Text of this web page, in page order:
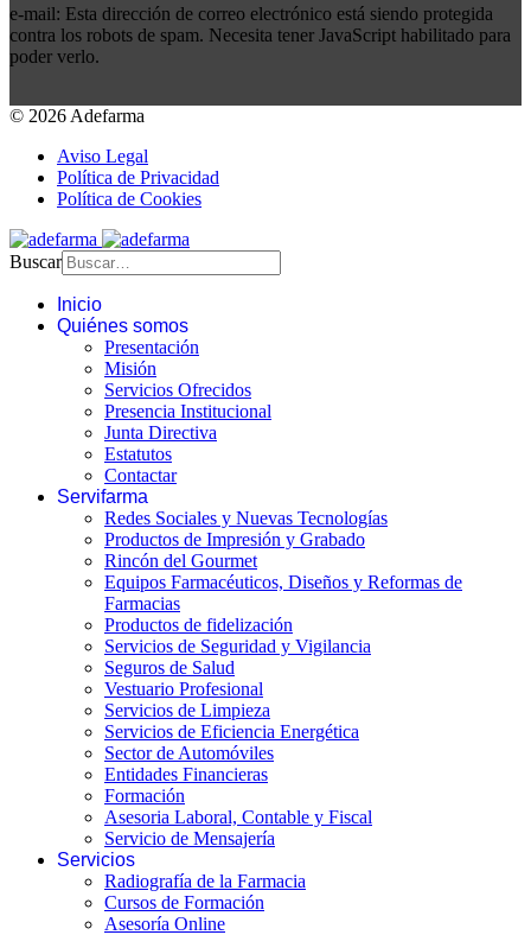
e-mail: Esta dirección de correo electrónico está siendo protegida
contra los robots de spam. Necesita tener JavaScript habilitado para
poder verlo.
© 2026 Adefarma
Aviso Legal
Política de Privacidad
Política de Cookies
Buscar
Inicio
Quiénes somos
Presentación
Misión
Servicios Ofrecidos
Presencia Institucional
Junta Directiva
Estatutos
Contactar
Servifarma
Redes Sociales y Nuevas Tecnologías
Productos de Impresión y Grabado
Rincón del Gourmet
Equipos Farmacéuticos, Diseños y Reformas de
Farmacias
Productos de fidelización
Servicios de Seguridad y Vigilancia
Seguros de Salud
Vestuario Profesional
Servicios de Limpieza
Servicios de Eficiencia Energética
Sector de Automóviles
Entidades Financieras
Formación
Asesoria Laboral, Contable y Fiscal
Servicio de Mensajería
Servicios
Radiografía de la Farmacia
Cursos de Formación
Asesoría Online